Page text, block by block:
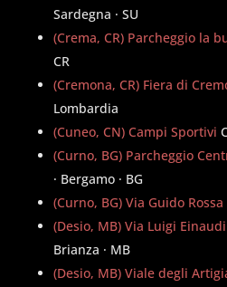
Sardegna · SU
(Crema, CR) Parcheggio la
CR
(Cremona, CR) Fiera di
Lombardia
(Cuneo, CN) Campi Sportivi
(Curno, BG) Parcheggio
· Bergamo · BG
(Curno, BG) Via Guido Rossa
(Desio, MB) Via Luigi Einaudi
Brianza · MB
(Desio, MB) Viale degli